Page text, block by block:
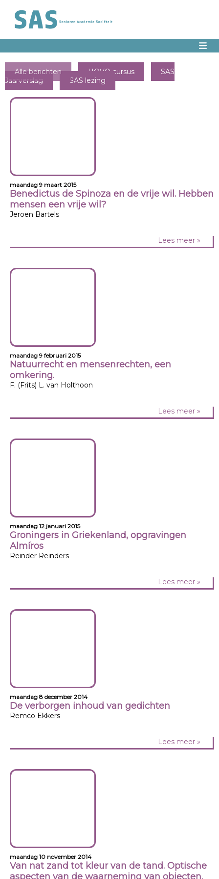
Alle berichten HOVO cursus
SAS
Jaarverslag
SAS lezing
maandag 9 maart 2015
Benedictus de Spinoza en de vrije wil. Hebben
mensen een vrije wil?
Jeroen Bartels
Lees meer »
maandag 9 februari 2015
Natuurrecht en mensenrechten, een
omkering.
F. (Frits) L. van Holthoon
Lees meer »
maandag 12 januari 2015
Groningers in Griekenland, opgravingen
Almíros
Reinder Reinders
Lees meer »
maandag 8 december 2014
De verborgen inhoud van gedichten
Remco Ekkers
Lees meer »
maandag 10 november 2014
Van nat zand tot kleur van de tand. Optische
aspecten van de waarneming van objecten.